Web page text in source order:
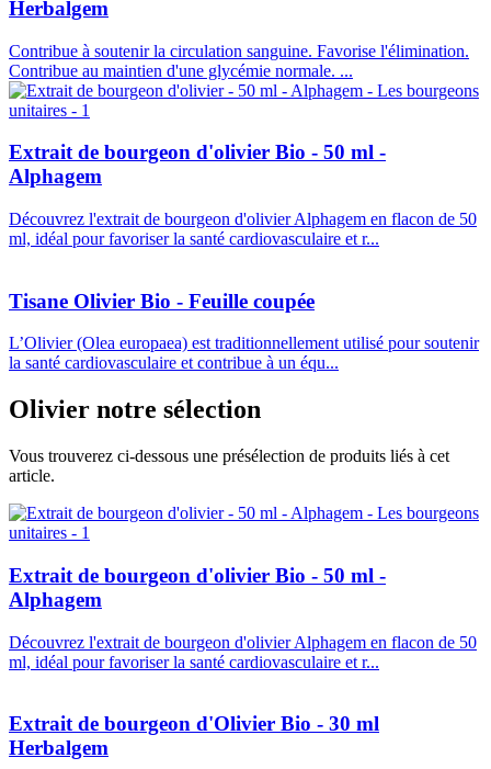
Herbalgem
Contribue à soutenir la circulation sanguine. Favorise l'élimination.
Contribue au maintien d'une glycémie normale. ...
Extrait de bourgeon d'olivier Bio - 50 ml -
Alphagem
Découvrez l'extrait de bourgeon d'olivier Alphagem en flacon de 50
ml, idéal pour favoriser la santé cardiovasculaire et r...
Tisane Olivier Bio - Feuille coupée
L’Olivier (Olea europaea) est traditionnellement utilisé pour soutenir
la santé cardiovasculaire et contribue à un équ...
Olivier notre sélection
Vous trouverez ci-dessous une présélection de produits liés à cet
article.
Extrait de bourgeon d'olivier Bio - 50 ml -
Alphagem
Découvrez l'extrait de bourgeon d'olivier Alphagem en flacon de 50
ml, idéal pour favoriser la santé cardiovasculaire et r...
Extrait de bourgeon d'Olivier Bio - 30 ml
Herbalgem